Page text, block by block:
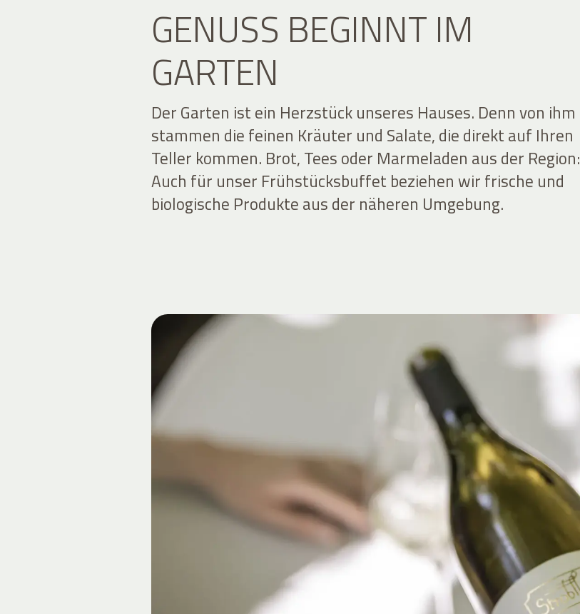
GENUSS BEGINNT IM
GARTEN
Der Garten ist ein Herzstück unseres Hauses. Denn von ihm
stammen die feinen Kräuter und Salate, die direkt auf Ihren
Teller kommen. Brot, Tees oder Marmeladen aus der Region:
Auch für unser Frühstücksbuffet beziehen wir frische und
biologische Produkte aus der näheren Umgebung.